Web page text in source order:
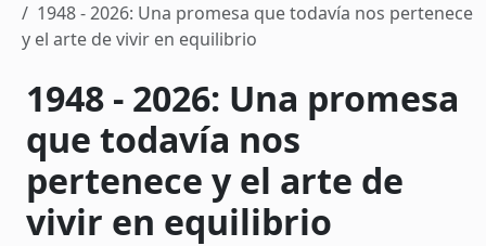
1948 - 2026: Una promesa que todavía nos pertenece
y el arte de vivir en equilibrio
1948 - 2026: Una promesa
que todavía nos
pertenece y el arte de
vivir en equilibrio